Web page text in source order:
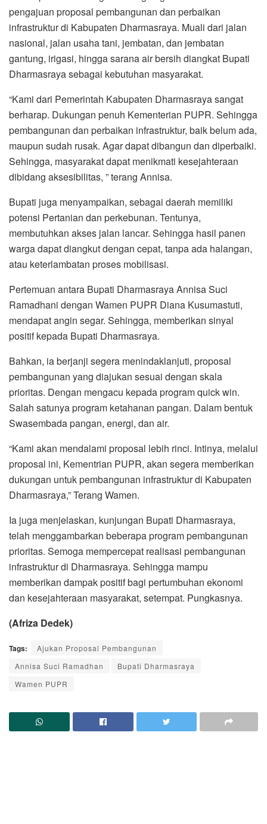
pengajuan proposal pembangunan dan perbaikan
infrastruktur di Kabupaten Dharmasraya. Muali dari jalan
nasional, jalan usaha tani, jembatan, dan jembatan
gantung, irigasi, hingga sarana air bersih diangkat Bupati
Dharmasraya sebagai kebutuhan masyarakat.
“Kami dari Pemerintah Kabupaten Dharmasraya sangat
berharap. Dukungan penuh Kementerian PUPR. Sehingga
pembangunan dan perbaikan infrastruktur, baik belum ada,
maupun sudah rusak. Agar dapat dibangun dan diperbaiki.
Sehingga, masyarakat dapat menikmati kesejahteraan
dibidang aksesibilitas, ” terang Annisa.
Bupati juga menyampaikan, sebagai daerah memiliki
potensi Pertanian dan perkebunan. Tentunya,
membutuhkan akses jalan lancar. Sehingga hasil panen
warga dapat diangkut dengan cepat, tanpa ada halangan,
atau keterlambatan proses mobilisasi.
Pertemuan antara Bupati Dharmasraya Annisa Suci
Ramadhani dengan Wamen PUPR Diana Kusumastuti,
mendapat angin segar. Sehingga, memberikan sinyal
positif kepada Bupati Dharmasraya.
Bahkan, ia berjanji segera menindaklanjuti, proposal
pembangunan yang diajukan sesuai dengan skala
prioritas. Dengan mengacu kepada program quick win.
Salah satunya program ketahanan pangan. Dalam bentuk
Swasembada pangan, energi, dan air.
“Kami akan mendalami proposal lebih rinci. Intinya, melalui
proposal ini, Kementrian PUPR, akan segera memberikan
dukungan untuk pembangunan infrastruktur di Kabupaten
Dharmasraya,” Terang Wamen.
Ia juga menjelaskan, kunjungan Bupati Dharmasraya,
telah menggambarkan beberapa program pembangunan
prioritas. Semoga mempercepat realisasi pembangunan
infrastruktur di Dharmasraya. Sehingga mampu
memberikan dampak positif bagi pertumbuhan ekonomi
dan kesejahteraan masyarakat, setempat. Pungkasnya.
(Afriza Dedek)
Tags:
Ajukan Proposal Pembangunan
Annisa Suci Ramadhan
Bupati Dharmasraya
Wamen PUPR